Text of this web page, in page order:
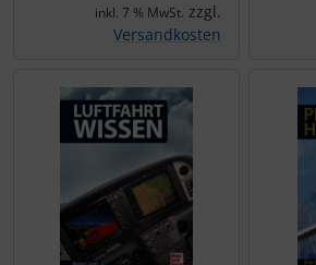
inkl. 7 % MwSt. zzgl.
Versandkosten